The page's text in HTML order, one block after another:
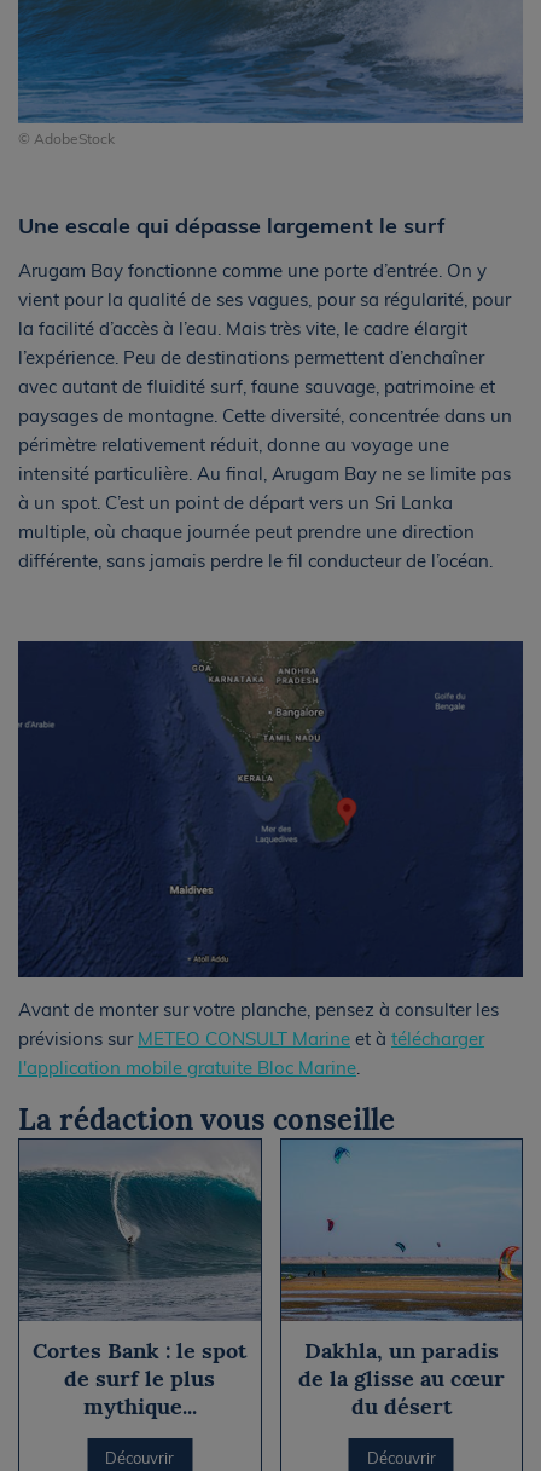
© AdobeStock
Une escale qui dépasse largement le surf
Arugam Bay fonctionne comme une porte d’entrée. On y
vient pour la qualité de ses vagues, pour sa régularité, pour
la facilité d’accès à l’eau. Mais très vite, le cadre élargit
l’expérience. Peu de destinations permettent d’enchaîner
avec autant de fluidité surf, faune sauvage, patrimoine et
paysages de montagne. Cette diversité, concentrée dans un
périmètre relativement réduit, donne au voyage une
intensité particulière. Au final, Arugam Bay ne se limite pas
à un spot. C’est un point de départ vers un Sri Lanka
multiple, où chaque journée peut prendre une direction
différente, sans jamais perdre le fil conducteur de l’océan.
Avant de monter sur votre planche, pensez à consulter les
prévisions sur METEO CONSULT Marine et à télécharger
l'application mobile gratuite Bloc Marine.
La rédaction vous conseille
Cortes Bank : le spot
de surf le plus
mythique...
Découvrir
Dakhla, un paradis
de la glisse au cœur
du désert
Découvrir